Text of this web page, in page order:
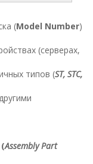
(Model Number)
(серверах,
типов (ST, STC,
(Assembly Part